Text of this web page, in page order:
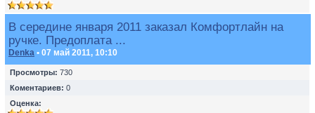
В середине января 2011 заказал Комфортлайн на
ручке. Предоплата ...
Denka • 07 май 2011, 10:10
Просмотры: 730
Коментариев: 0
Оценка: